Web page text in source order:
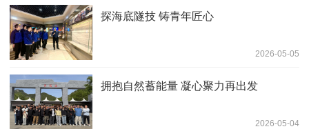
探海底隧技 铸青年匠心
2026-05-05
拥抱自然蓄能量 凝心聚力再出发
2026-05-04